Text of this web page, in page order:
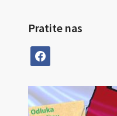
Pratite nas
facebook